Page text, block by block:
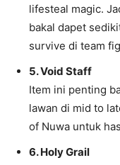
lifesteal magic.
bakal dapet
survive di team
5. Void Staff
Item ini penting
lawan di mid to
of Nuwa untuk
6. Holy Grail